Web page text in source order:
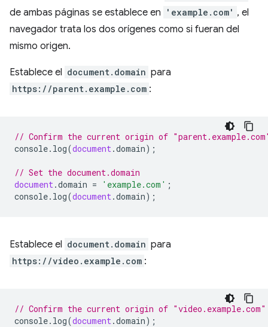
de ambas páginas se establece en 'example.com' , el
navegador trata los dos orígenes como si fueran del
mismo origen.
Establece el document.domain para
https://parent.example.com :
// Confirm the current origin of
console. log(document.domain);
// Set the document.domain
document.domain = 'example.com' ;
console. log(document.domain);
Establece el document.domain para
https://video.example.com :
// Confirm the current origin of "video.example.com"
console. log(document.domain);